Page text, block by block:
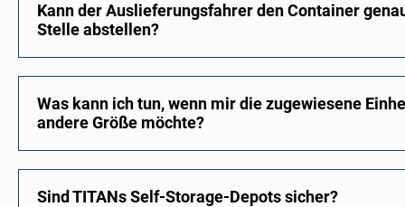
Kann der Auslieferungsfahrer den Container
Stelle abstellen?
Was kann ich tun, wenn mir die zugewiesene
andere Größe möchte?
Sind TITANs Self-Storage-Depots sicher?